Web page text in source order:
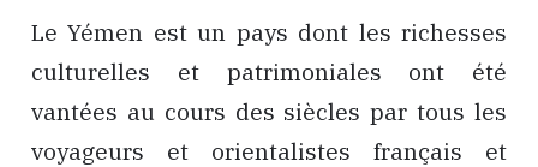
Le Yémen est un pays dont les richesses
culturelles et patrimoniales ont été
vantées au cours des siècles par tous les
voyageurs et orientalistes français et